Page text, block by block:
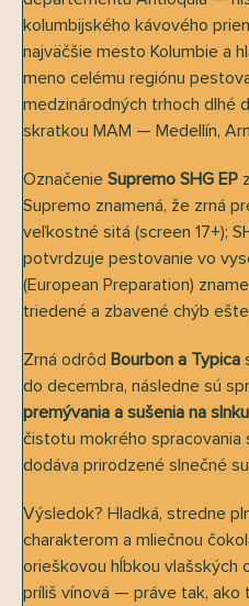
kolumbijského kávového
najväčšie mesto Kolumbie a
meno celému regiónu
medzinárodných trhoch dlhé
skratkou MAM — Medellín,
Označenie Supremo SHG EP
Supremo znamená, že zrná
veľkostné sitá (screen 17+);
potvrdzuje pestovanie vo
(European Preparation)
triedené a zbavené chýb
Zrná odrôd Bourbon a Typica
do decembra, následne sú
premývania a sušenia na slnku
čistotu mokrého spracovania
dodáva prirodzené slnečné
Výsledok? Hladká, stredne
charakterom a mliečnou
orieškovou hĺbkou vlašských
príliš vínová — práve tak, ako